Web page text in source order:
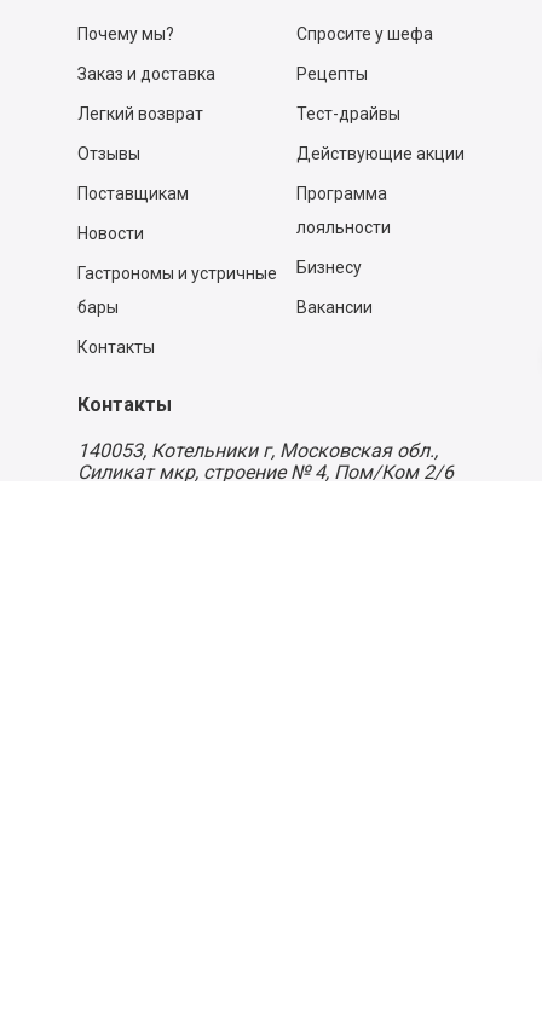
Почему мы?
Заказ и доставка
Легкий возврат
Отзывы
Поставщикам
Новости
Гастрономы и устричные
бары
Контакты
Спросите у шефа
Рецепты
Тест-драйвы
Действующие акции
Программа
лояльности
Бизнесу
Вакансии
Контакты
140053, Котельники г, Московская обл.,
Силикат мкр, строение № 4, Пом/Ком 2/6